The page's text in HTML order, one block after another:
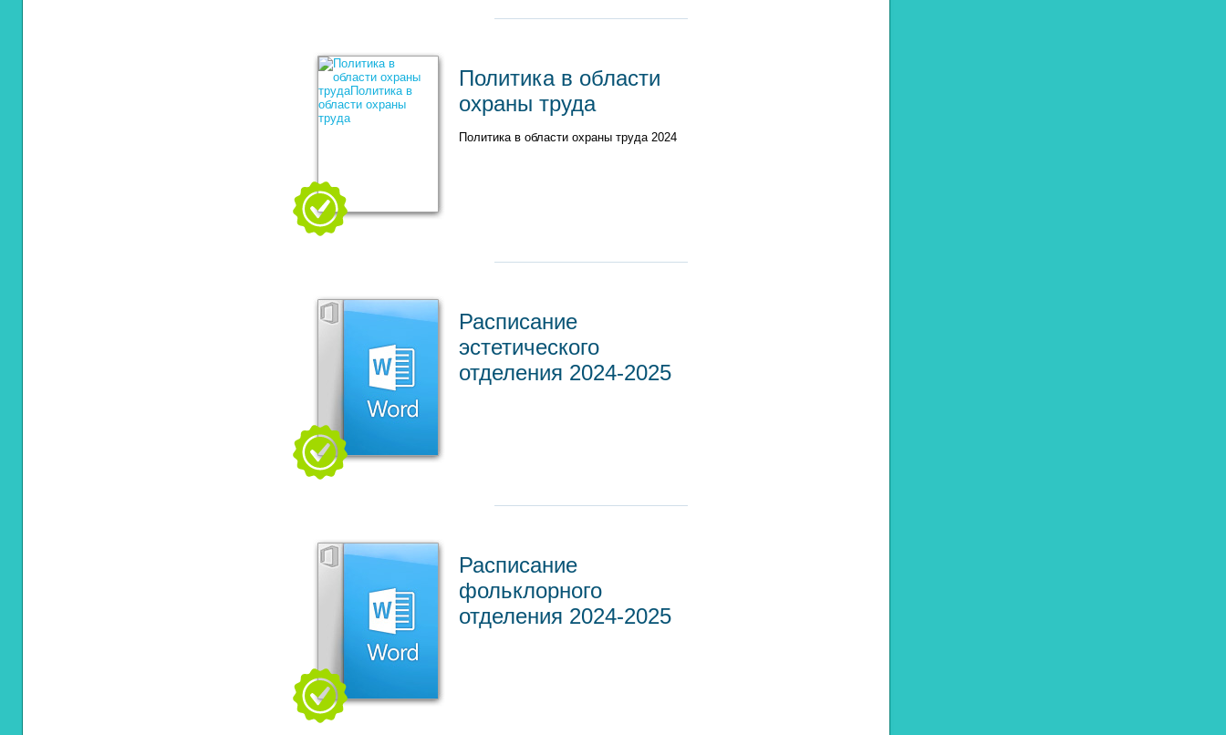
Политика в области
охраны труда
Политика в области охраны труда 2024
Расписание
эстетического
отделения 2024-2025
Расписание
фольклорного
отделения 2024-2025